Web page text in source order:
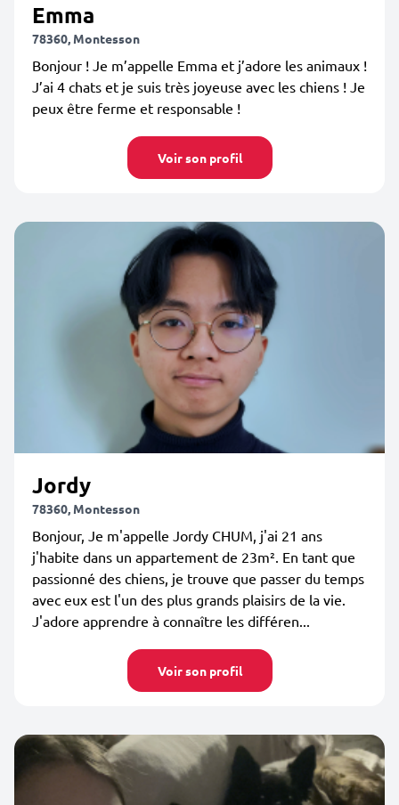
Emma
78360, Montesson
Bonjour ! Je m’appelle Emma et j’adore les animaux !
J’ai 4 chats et je suis très joyeuse avec les chiens ! Je
peux être ferme et responsable !
Voir son profil
Jordy
78360, Montesson
Bonjour, Je m'appelle Jordy CHUM, j'ai 21 ans
j'habite dans un appartement de 23m². En tant que
passionné des chiens, je trouve que passer du temps
avec eux est l'un des plus grands plaisirs de la vie.
J'adore apprendre à connaître les différen...
Voir son profil